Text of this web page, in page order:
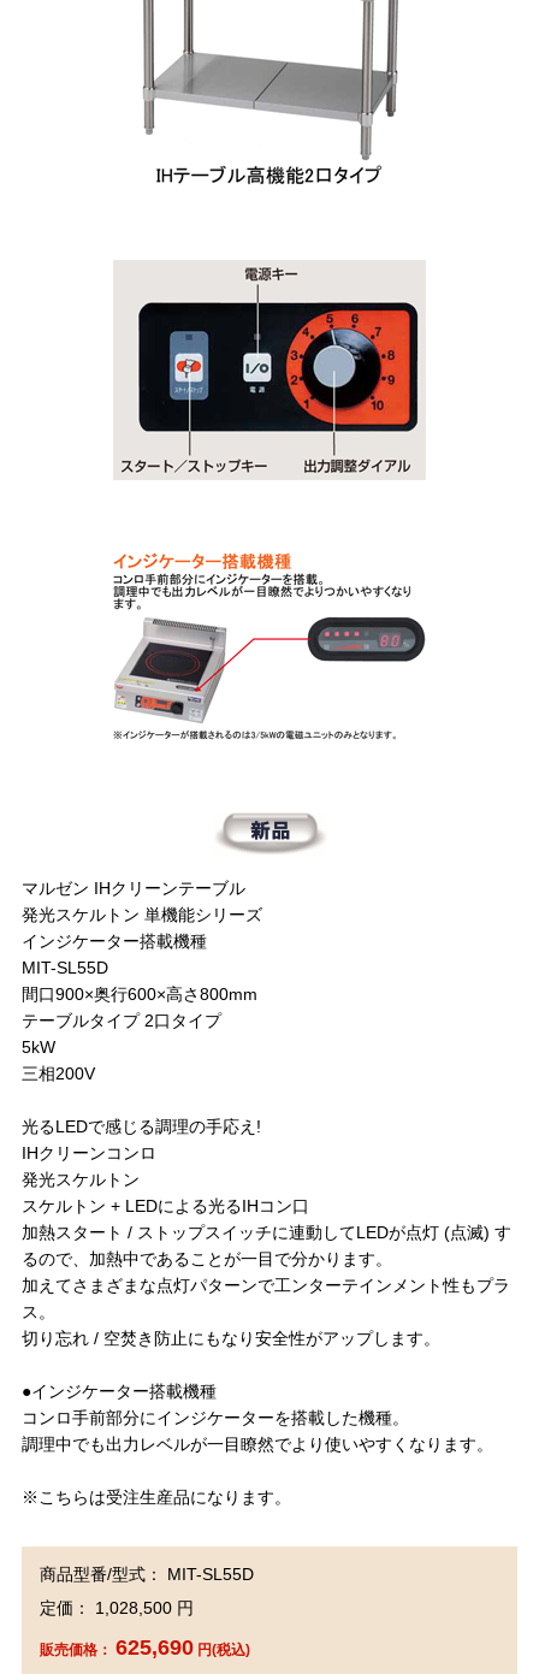
マルゼン IHクリーンテーブル
発光スケルトン 単機能シリーズ
インジケーター搭載機種
MIT-SL55D
間口900×奥行600×高さ800mm
テーブルタイプ 2口タイプ
5kW
三相200V
光るLEDで感じる調理の手応え!
IHクリーンコンロ
発光スケルトン
スケルトン + LEDによる光るIHコン口
加熱スタート / ストップスイッチに連動してLEDが点灯 (点滅) す
るので、加熱中であることが一目で分かります。
加えてさまざまな点灯パターンで工ンターテインメント性もプラ
ス。
切り忘れ / 空焚き防止にもなり安全性がアップします。
●インジケーター搭載機種
コンロ手前部分にインジケーターを搭載した機種。
調理中でも出力レベルが一目瞭然でより使いやすくなります。
※こちらは受注生産品になります。
商品型番/型式： MIT-SL55D
定価： 1,028,500 円
販売価格： 625,690円(税込)